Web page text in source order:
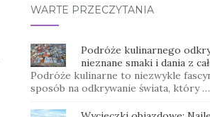
WARTE PRZECZYTANIA
Podróże kulinarnego
nieznane smaki i dania z
Podróże kulinarne to niezwykle
sposób na odkrywanie świata, który …